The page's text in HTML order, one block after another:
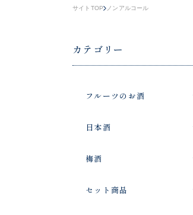
サイトTOP ノンアルコール
カテゴリー
フルーツのお酒
日本酒
梅酒
セット商品